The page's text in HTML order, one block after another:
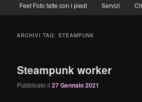
Feet Foto fatte con i piedi Servizi
ARCHIVI TAG:STEAMPUNK
Steampunk worker
Pubblicato il27 Gennaio 2021